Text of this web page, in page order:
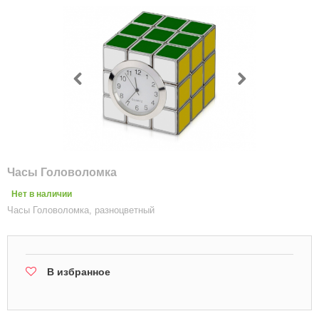
Часы Головоломка
Нет в наличии
Часы Головоломка, разноцветный
В избранное